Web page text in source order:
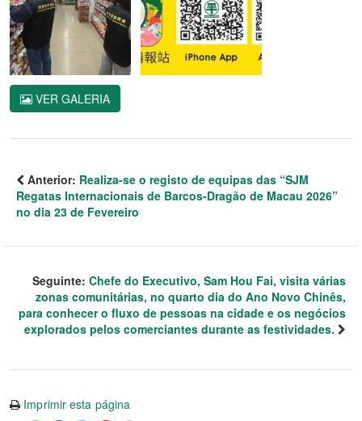
VER GALERIA
Anterior: Realiza-se o registo de equipas das “SJM
Regatas Internacionais de Barcos-Dragão de Macau 2026”
no dia 23 de Fevereiro
Seguinte: Chefe do Executivo, Sam Hou Fai, visita várias
zonas comunitárias, no quarto dia do Ano Novo Chinês,
para conhecer o fluxo de pessoas na cidade e os negócios
explorados pelos comerciantes durante as festividades.
Imprimir esta página